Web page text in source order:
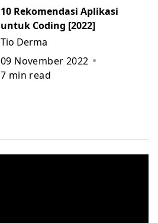
10 Rekomendasi Aplikasi
untuk Coding [2022]
Tio Derma
09 November 2022
7 min read